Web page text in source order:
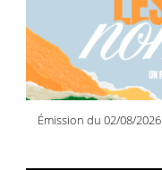
Émission du 02/08/2026